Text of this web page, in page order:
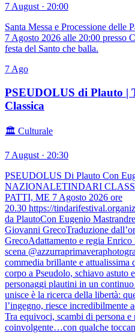
7 August · 20:00
Santa Messa e Processione delle
7 Agosto 2026 alle 20:00 presso
festa del Santo che balla.
7 Ago
PSEUDOLUS di Plauto
Classica
🏛️ Culturale
7 August · 20:30
PSEUDOLUS Di Plauto Con
NAZIONALETINDARI
PATTI, ME 7 Agosto 2026 ore
20.30 https://
da PlautoCon Eugenio
Giovanni GrecoTraduzione
GrecoAdattamento e regia
scena
commedia brillante e attualissima
corpo a Pseudolo, schiavo astuto
personaggi plautini in un
unisce è la ricerca della libertà:
l’ingegno, riesce incredibilmente
Tra equivoci, scambi di persona e
coinvolgente…con qualche